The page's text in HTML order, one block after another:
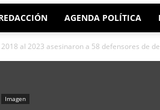
AGENDA POLÍTICA
2018 al 2023 asesinaron a 58 defensores de
Imagen